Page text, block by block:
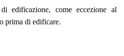
edificazione, come eccezione al
prima di edificare.